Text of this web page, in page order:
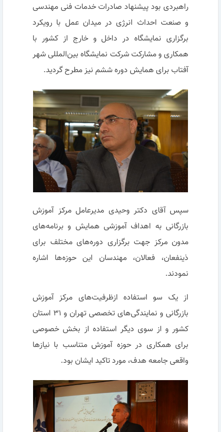
راهبردی بود پیشنهاد صادرات خدمات فنی مهندسی
و صنعت احداث انرژی در میدان عمل با رویکرد
برگزاری نمایشگاه در داخل و خارج از کشور با
همکاری و مشارکت شرکت نمایشگاه بین‌المللی شهر
آفتاب برای همایش دوره ششم نیز مطرح گردید.
سپس آقای دکتر وحیدی مدیرعامل مرکز آموزش
بازرگانی به اهداف آموزشی همایش و برنامه‌های
مدون مرکز جهت برگزاری دوره‌های مختلف برای
ذینفعان، فعالان، مهندسان این حوزه‌ها اشاره
نمودند.
از یک سو استفاده ازظرفیت‌های مرکز آموزش
بازرگانی و نمایندگی‌های تخصصی تهران و ۳۱ استان
کشور و از سوی دیگر استفاده از بخش خصوصی
برای همکاری در حوزه آموزش متناسب با نیازها
واقعی جامعه هدف، مورد تاکید ایشان بود.